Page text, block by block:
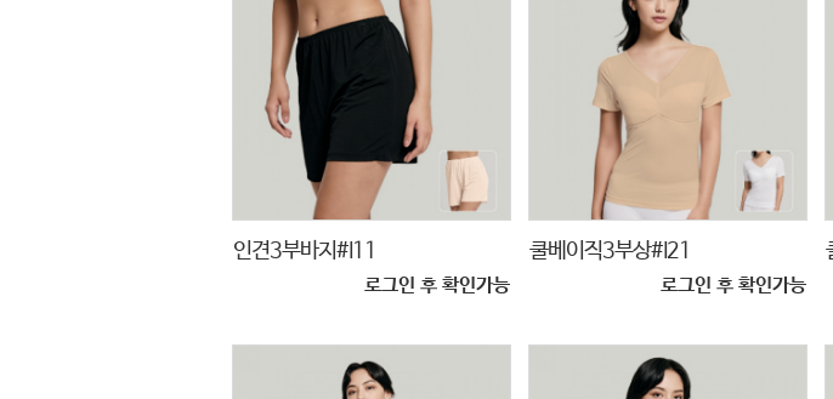
인견3부바지#I11
로그인 후 확인가능
쿨베이직3부상#I21
로그인 후 확인가능